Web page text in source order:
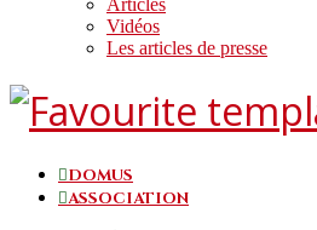
Vidéos
Les articles de presse
DOMUS
ASSOCIATION